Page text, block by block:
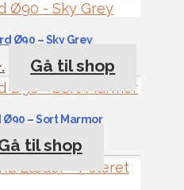
Ø90 – Sky Grey
Gå til shop
Ø90 – Sort Marmor
til shop